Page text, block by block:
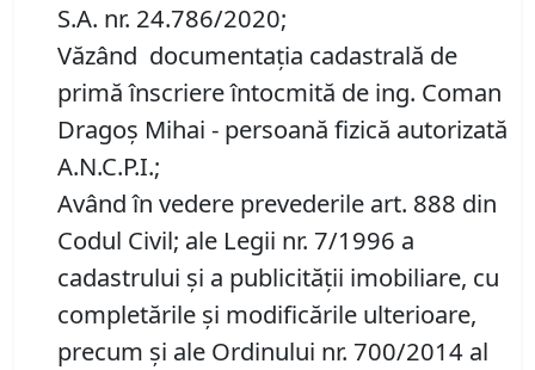
S.A. nr. 24.786/2020;
Văzând documentația cadastrală de
primă înscriere întocmită de ing. Coman
Dragoș Mihai - persoană fizică autorizată
A.N.C.P.I.;
Având în vedere prevederile art. 888 din
Codul Civil; ale Legii nr. 7/1996 a
cadastrului și a publicității imobiliare, cu
completările și modificările ulterioare,
precum și ale Ordinului nr. 700/2014 al